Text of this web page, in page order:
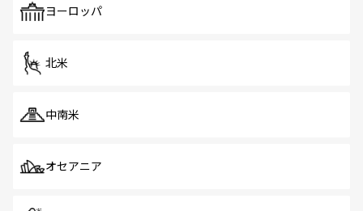
で、ホーカーズは地元の風情を楽しめる外せないスポット
ヨーロッパ
北米
中南米
オセアニア